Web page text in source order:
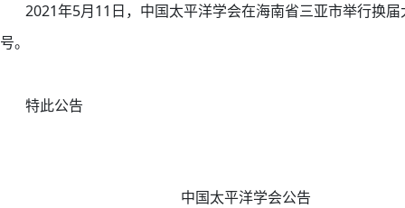
2021年5月11日，中国太平洋学会在海南省三亚市举行换届
号。
特此公告
中国太平洋学会公告